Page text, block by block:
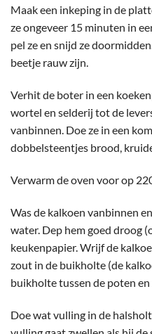
Maak een inkeping in de
ze ongeveer 15 minuten in
pel ze en snijd ze
beetje rauw zijn.
Verhit de boter in een
wortel en selderij tot de
vanbinnen. Doe ze in een
dobbelsteentjes brood,
Verwarm de oven voor op
Was de kalkoen vanbinnen
water. Dep hem goed droog
keukenpapier. Wrijf de
zout in de buikholte (de
buikholte tussen de poten
Doe wat vulling in de